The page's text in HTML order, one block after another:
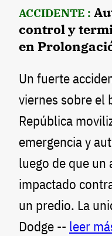
ACCIDENTE :
control y
en
Un fuerte
viernes sobre el
República
emergencia y
luego de que
impactado
un predio. La
Dodge -- leer